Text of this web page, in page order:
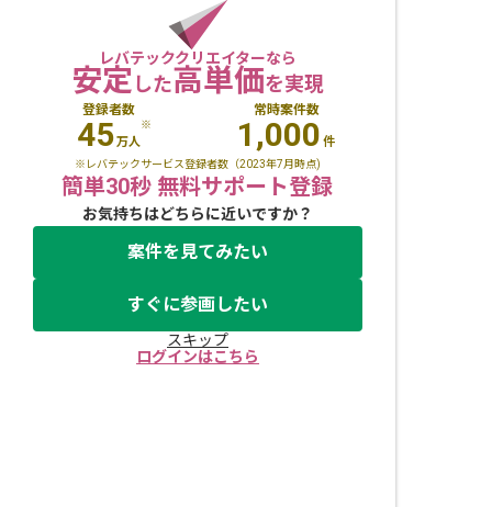
レバテッククリエイターなら
安定した高単価を実現
登録者数
45万人
※
常時案件数
1,000 件
※レバテックサービス登録者数（2023年7月時点)
簡単30秒 無料サポート登録
お気持ちはどちらに近いですか？
案件を見てみたい
すぐに参画したい
スキップ
ログインはこちら